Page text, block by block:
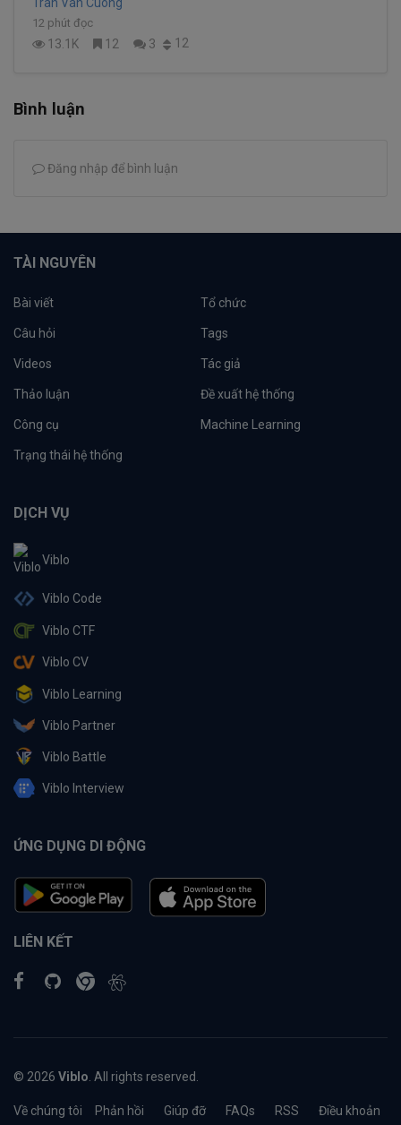
12 phút đọc
13.1K 12 3 12
Bình luận
Đăng nhập để bình luận
TÀI NGUYÊN
Bài viết Tổ chức
Câu hỏi Tags
Videos Tác giả
Thảo luận Đề xuất hệ thống
Công cụ Machine Learning
Trạng thái hệ thống
DỊCH VỤ
Viblo
Viblo Code
Viblo CTF
Viblo CV
Viblo Learning
Viblo Partner
Viblo Battle
Viblo Interview
ỨNG DỤNG DI ĐỘNG
LIÊN KẾT
© 2026 Viblo . All rights reserved.
Về chúng tôi Phản hồi Giúp đỡ FAQs RSS Điều khoản